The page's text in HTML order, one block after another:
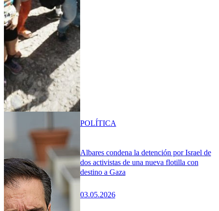
Albares condena la detención por Israel de
dos activistas de una nueva flotilla con
destino a Gaza
03.05.2026
POLÍTICA